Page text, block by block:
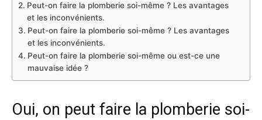
Peut-on faire la plomberie soi-même ? Les avantages
et les inconvénients.
Peut-on faire la plomberie soi-même ? Les avantages
et les inconvénients.
Peut-on faire la plomberie soi-même ou est-ce une
mauvaise idée ?
Oui, on peut faire la plomberie soi-